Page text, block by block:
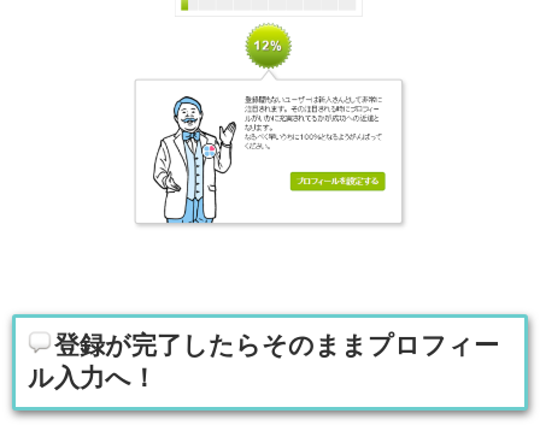
登録が完了したらそのままプロフィー
ル入力へ！